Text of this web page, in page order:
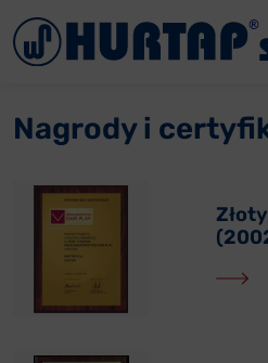
Nagrody i
Menu
Aktualności
Współpraca
Oddziały
Oferty pracy